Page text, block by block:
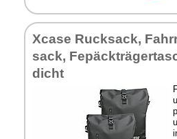
Xca­se Ruck­sack,
sack,
di­cht